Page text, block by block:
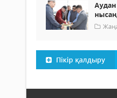
Пікір қалдыру